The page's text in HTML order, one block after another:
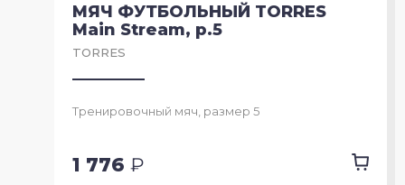
МЯЧ ФУТБОЛЬНЫЙ TORRES
Main Stream, р.5
TORRES
Тренировочный мяч, размер 5
1 776 ₽